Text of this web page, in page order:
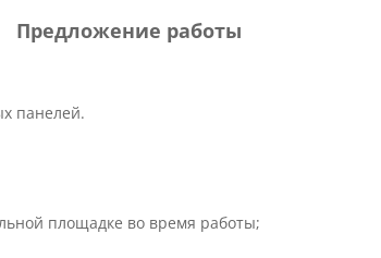
Предложение работы
панелей.
площадке во время работы;